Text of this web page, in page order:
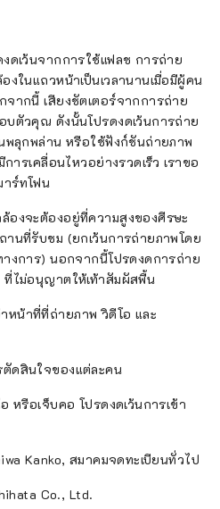
งดเว้นจากการใช้แฟลช การถ่าย
ในแถวหน้าเป็นเวลานานเมื่อมีผู้คน
ากนี้ เสียงชัตเตอร์จากการถ่าย
ตัวคุณ ดังนั้นโปรดงดเว้นการถ่าย
พลุกพล่าน หรือใช้ฟังก์ชันถ่ายภาพ
ารเคลื่อนไหวอย่างรวดเร็ว เราขอ
าร์ทโฟน
ล้องจะต้องอยู่ที่ความสูงของศีรษะ
านที่รับชม (ยกเว้นการถ่ายภาพโดย
งการ) นอกจากนี้โปรดงดการถ่าย
ไม่อนุญาตให้เท้าสัมผัสพื้น
หน้าที่ที่ถ่ายภาพ วิดีโอ และ
ตัดสินใจของแต่ละคน
หรือเจ็บคอ โปรดงดเว้นการเข้า
Kanko, สมาคมจดทะเบียนทั่วไป
Co., Ltd.